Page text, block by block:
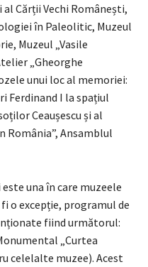
Cărții Vechi Românești,
în Paleolitic, Muzeul
Muzeul „Vasile
„Gheorghe
unui loc al memoriei:
Ferdinand I la spațiul
Ceaușescu și al
Ansamblul
una în care muzeele
o excepție, programul de
fiind următorul:
„Curtea
celelalte muzee). Acest